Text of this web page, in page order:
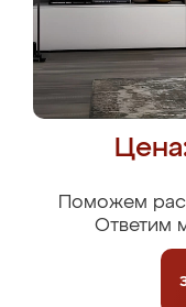
Поможем
Ответим